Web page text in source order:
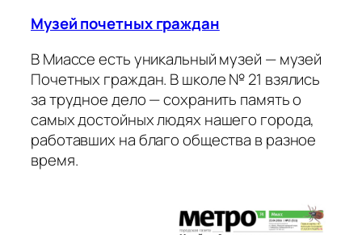
Музей почетных граждан
В Миассе есть уникальный музей — музей
Почетных граждан. В школе № 21 взялись
за трудное дело — сохранить память о
самых достойных людях нашего города,
работавших на благо общества в разное
время.